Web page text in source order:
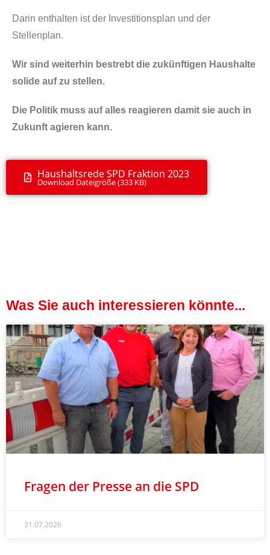
Darin enthalten ist der Investitionsplan und der
Stellenplan.
Wir sind weiterhin bestrebt die zukünftigen Haushalte
solide auf zu stellen.
Die Politik muss auf alles reagieren damit sie auch in
Zukunft agieren kann.
Haushaltsrede SPD Fraktion 2023
Download Dateigröße (333 KB)
Was Sie auch interessieren könnte...
Fragen der Presse an die SPD
31.07.2026